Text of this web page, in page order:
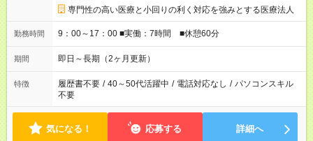
専門性の高い医療と小回りの利く対応を強みとする医療法人
勤務時間 9：00～17：00 ■実働：7時間 ■休憩60分
期間 即日～長期（2ヶ月更新）
特徴 履歴書不要 / 40～50代活躍中 / 電話対応なし / パソコンスキル
不要
気になる！ 応募する 詳細へ